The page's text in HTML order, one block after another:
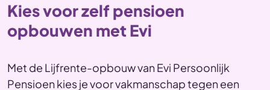
Kies voor zelf pensioen
opbouwen met Evi
Met de Lijfrente-opbouw van Evi Persoonlijk
Pensioen kies je voor vakmanschap tegen een